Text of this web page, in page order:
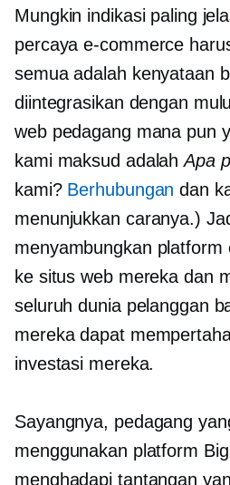
Mungkin indikasi paling
percaya e-commerce
semua adalah kenyataan
diintegrasikan dengan
web pedagang mana pun
kami maksud adalahApa
kami? Berhubungan dan
menunjukkan caranya.)
menyambungkan platform
ke situs web mereka dan
seluruh dunia pelanggan
mereka dapat
investasi mereka.
Sayangnya, pedagang
menggunakan platform
menghadapi tantangan